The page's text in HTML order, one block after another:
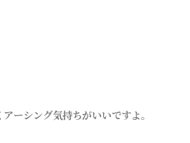
ーシング気持ちがいいですよ。